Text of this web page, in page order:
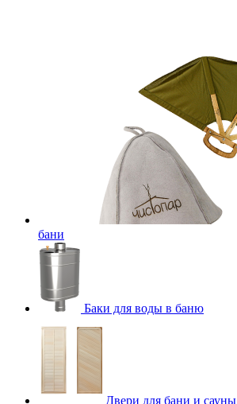
бани
Баки для воды в баню
Двери для бани и сауны